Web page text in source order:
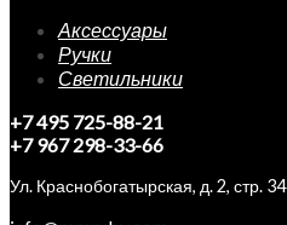
Аксессуары
Ручки
Светильники
+7 495 725-88-21
+7 967 298-33-66
Ул. Краснобогатырская, д. 2, стр. 34